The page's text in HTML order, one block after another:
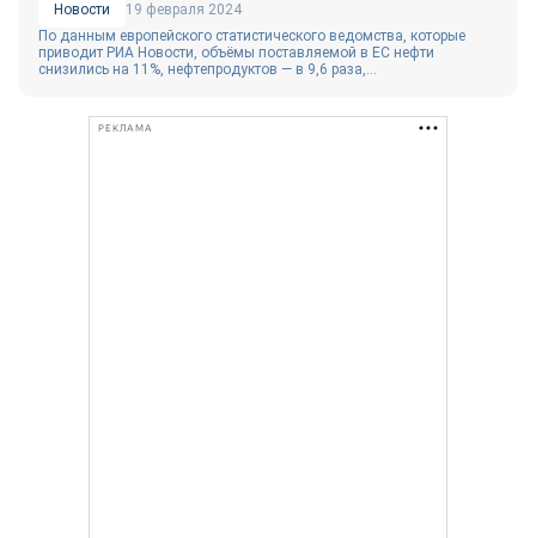
Новости
19 февраля 2024
По данным европейского статистического ведомства, которые
приводит РИА Новости, объёмы поставляемой в ЕС нефти
снизились на 11%, нефтепродуктов — в 9,6 раза,...
РЕКЛАМА